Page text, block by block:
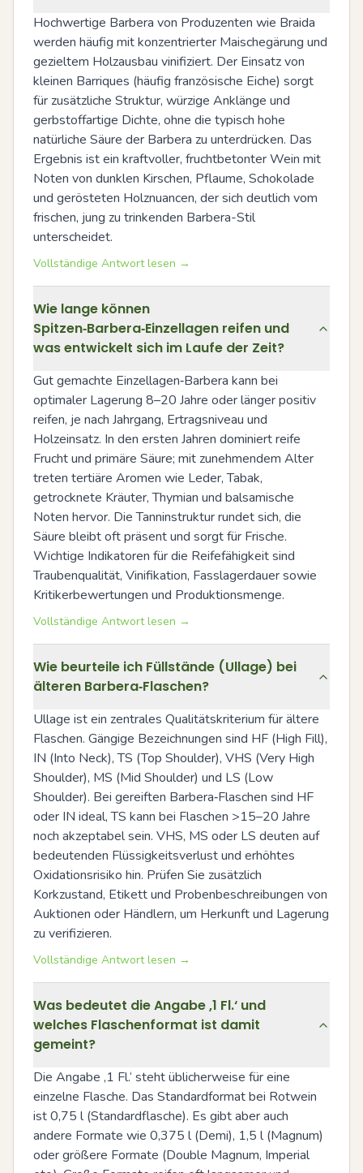
Hochwertige Barbera von Produzenten wie Braida
werden häufig mit konzentrierter Maischegärung und
gezieltem Holzausbau vinifiziert. Der Einsatz von
kleinen Barriques (häufig französische Eiche) sorgt
für zusätzliche Struktur, würzige Anklänge und
gerbstoffartige Dichte, ohne die typisch hohe
natürliche Säure der Barbera zu unterdrücken. Das
Ergebnis ist ein kraftvoller, fruchtbetonter Wein mit
Noten von dunklen Kirschen, Pflaume, Schokolade
und gerösteten Holznuancen, der sich deutlich vom
frischen, jung zu trinkenden Barbera-Stil
unterscheidet.
Vollständige Antwort lesen →
Wie lange können
Spitzen‑Barbera‑Einzellagen reifen und
was entwickelt sich im Laufe der Zeit?
Gut gemachte Einzellagen‑Barbera kann bei
optimaler Lagerung 8–20 Jahre oder länger positiv
reifen, je nach Jahrgang, Ertragsniveau und
Holzeinsatz. In den ersten Jahren dominiert reife
Frucht und primäre Säure; mit zunehmendem Alter
treten tertiäre Aromen wie Leder, Tabak,
getrocknete Kräuter, Thymian und balsamische
Noten hervor. Die Tanninstruktur rundet sich, die
Säure bleibt oft präsent und sorgt für Frische.
Wichtige Indikatoren für die Reifefähigkeit sind
Traubenqualität, Vinifikation, Fasslagerdauer sowie
Kritikerbewertungen und Produktionsmenge.
Vollständige Antwort lesen →
Wie beurteile ich Füllstände (Ullage) bei
älteren Barbera‑Flaschen?
Ullage ist ein zentrales Qualitätskriterium für ältere
Flaschen. Gängige Bezeichnungen sind HF (High Fill),
IN (Into Neck), TS (Top Shoulder), VHS (Very High
Shoulder), MS (Mid Shoulder) und LS (Low
Shoulder). Bei gereiften Barbera‑Flaschen sind HF
oder IN ideal, TS kann bei Flaschen >15–20 Jahre
noch akzeptabel sein. VHS, MS oder LS deuten auf
bedeutenden Flüssigkeitsverlust und erhöhtes
Oxidationsrisiko hin. Prüfen Sie zusätzlich
Korkzustand, Etikett und Probenbeschreibungen von
Auktionen oder Händlern, um Herkunft und Lagerung
zu verifizieren.
Vollständige Antwort lesen →
Was bedeutet die Angabe ‚1 Fl.‘ und
welches Flaschenformat ist damit
gemeint?
Die Angabe ‚1 Fl.‘ steht üblicherweise für eine
einzelne Flasche. Das Standardformat bei Rotwein
ist 0,75 l (Standardflasche). Es gibt aber auch
andere Formate wie 0,375 l (Demi), 1,5 l (Magnum)
oder größere Formate (Double Magnum, Imperial